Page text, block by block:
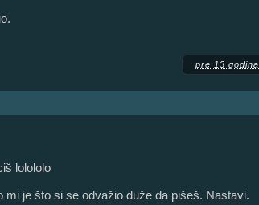
pre 13 godina
lolololo
mi je što si se odvažio duže da pišeš. Nastavi.